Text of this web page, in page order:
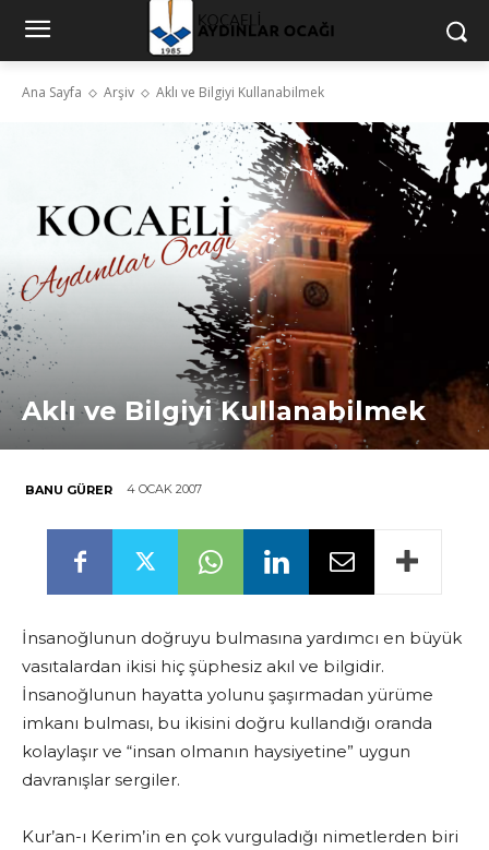
Ana Sayfa Arşiv Aklı ve Bilgiyi Kullanabilmek
Aklı ve Bilgiyi Kullanabilmek
BANU GÜRER 4 OCAK 2007
İnsanoğlunun doğruyu bulmasına yardımcı en büyük
vasıtalardan ikisi hiç şüphesiz akıl ve bilgidir.
İnsanoğlunun hayatta yolunu şaşırmadan yürüme
imkanı bulması, bu ikisini doğru kullandığı oranda
kolaylaşır ve “insan olmanın haysiyetine” uygun
davranışlar sergiler.
Kur’an-ı Kerim’in en çok vurguladığı nimetlerden biri